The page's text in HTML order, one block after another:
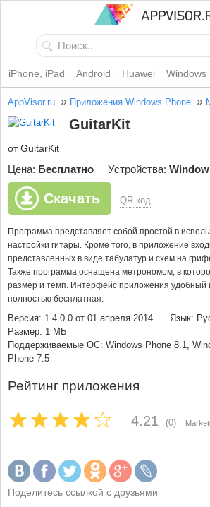
iPhone, iPad Android Huawei Windows
AppVisor.ru » Приложения Windows Phone »
GuitarKit
от GuitarKit
Цена: Бесплатно Устройства:
Скачать QR-код
Программа представляет собой простой в
настройки гитары. Кроме того, в приложение
представленных в виде табулатур и схем на
Также программа оснащена метрономом, в
размер и темп. Интерфейс приложения удобный
полностью бесплатная.
Версия: 1.4.0.0 от 01 апреля 2014
Язык:
Размер: 1 МБ
Поддерживаемые ОС: Windows Phone 8.1,
Phone 7.5
Рейтинг приложения
4.21 (0)
Поделитесь ссылкой с друзьями